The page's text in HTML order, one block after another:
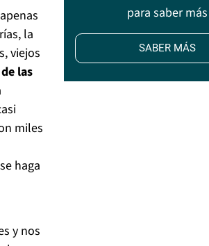
la
viejos
las
miles
haga
y nos
para saber más
SABER MÁS